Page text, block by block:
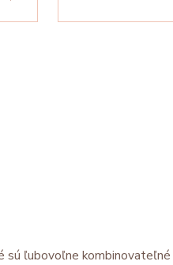
sú ľubovoľne kombinovateľné